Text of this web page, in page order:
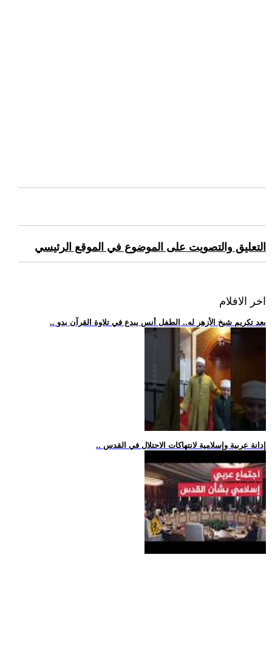
التعليق والتصويت على الموضوع في الموقع الرئيسي
اخر الافلام
.. بعد تكريم شيخ الأزهر له.. الطفل أنس يبدع في تلاوة القرآن بدو
.. إدانة عربية وإسلامية لانتهاكات الاحتلال في القدس